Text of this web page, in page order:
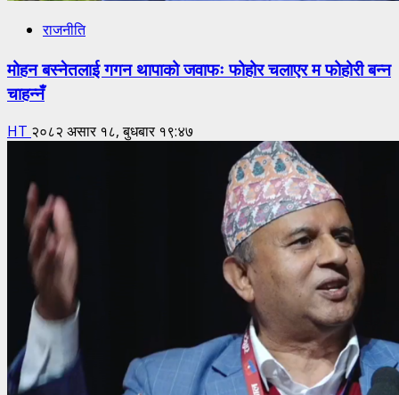
राजनीति
मोहन बस्नेतलाई गगन थापाको जवाफः फोहोर चलाएर म फोहोरी बन्न
चाहन्नँ
HT २०८२ असार १८, बुधबार १९:४७